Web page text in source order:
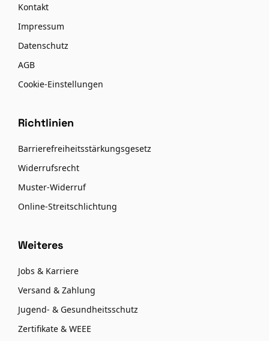
Kontakt
Impressum
Datenschutz
AGB
Cookie-Einstellungen
Richtlinien
Barrierefreiheitsstärkungsgesetz
Widerrufsrecht
Muster-Widerruf
Online-Streitschlichtung
Weiteres
Jobs & Karriere
Versand & Zahlung
Jugend- & Gesundheitsschutz
Zertifikate & WEEE